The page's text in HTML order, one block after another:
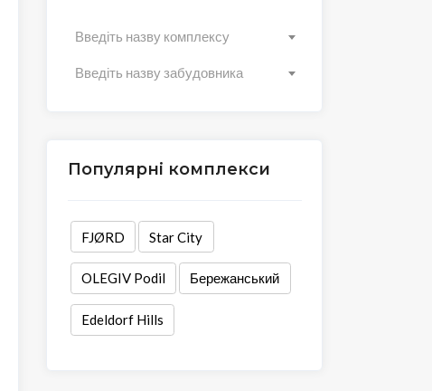
Введіть назву комплексу
Введіть назву забудовника
Популярні комплекси
FJØRD Star City
OLEGIV Podil Бережанський
Edeldorf Hills